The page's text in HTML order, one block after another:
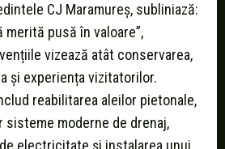
CJ Maramureș, subliniază:
pusă în valoare”,
vizează atât conservarea,
și experiența vizitatorilor.
reabilitarea aleilor pietonale,
sisteme moderne de drenaj,